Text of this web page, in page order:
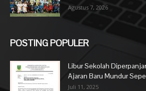
Agustus 7, 2026
POSTING POPULER
Libur Sekolah
Ajaran Baru Mundur
Juli 11, 2025